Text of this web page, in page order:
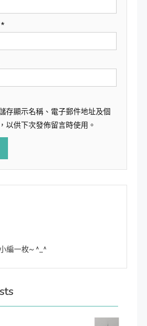
*
存顯示名稱、電子郵件地址及個
以供下次發佈留言時使用。
編一枚~ ^_^